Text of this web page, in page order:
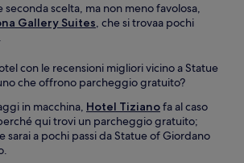
seconda scelta, ma non meno favolosa,
Gallery Suites, che si trovaa pochi
con le recensioni migliori vicino a Statue
che offrono parcheggio gratuito?
in macchina, Hotel Tizianofa al caso
qui trovi un parcheggio gratuito;
sarai a pochi passi da Statue of Giordano